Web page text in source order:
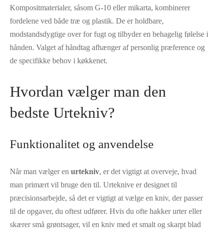
Kompositmaterialer, såsom G-10 eller mikarta, kombinerer
fordelene ved både træ og plastik. De er holdbare,
modstandsdygtige over for fugt og tilbyder en behagelig følelse i
hånden. Valget af håndtag afhænger af personlig præference og
de specifikke behov i køkkenet.
Hvordan vælger man den
bedste Urtekniv?
Funktionalitet og anvendelse
Når man vælger en urtekniv, er det vigtigt at overveje, hvad
man primært vil bruge den til. Urteknive er designet til
præcisionsarbejde, så det er vigtigt at vælge en kniv, der passer
til de opgaver, du oftest udfører. Hvis du ofte hakker urter eller
skærer små grøntsager, vil en kniv med et smalt og skarpt blad